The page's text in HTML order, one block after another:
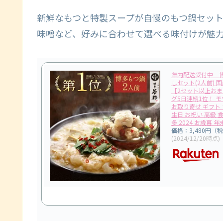
新鮮なもつと特製スープが自慢のもつ鍋セッ
味噌など、好みに合わせて選べる味付けが魅力
年内配送受付中
しセット(2人前)
【2セット以上お
グ5日連続1位！
お取り寄せ ギフ
生日 お祝い 高級
多 2024 お歳暮 年
価格：3,480円（
(2024/12/20時点)